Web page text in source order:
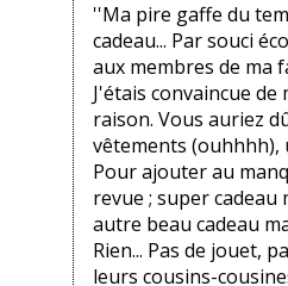
''Ma pire gaffe du
cadeau... Par souci
aux membres de ma
J'étais convaincue
raison. Vous auriez
vêtements (ouhhhh),
Pour ajouter au
revue ; super
autre beau cadeau
Rien... Pas de jouet,
leurs cousins-